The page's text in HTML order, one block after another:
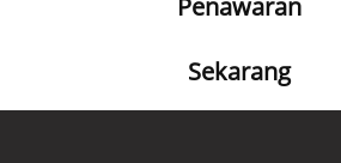
Penawaran
Sekarang